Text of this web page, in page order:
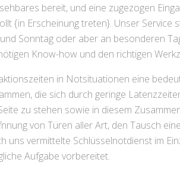
bereit, und eine zugezogen
{in Erscheinung treten}. Unser Service
Sonntag oder aber an besonderen
Know-how und den richtigen
in Notsituationen eine
die sich durch geringe
zu stehen sowie in diesem
von Türen aller Art, den Tausch
vermittelte Schlüsselnotdienst im
Aufgabe vorbereitet.